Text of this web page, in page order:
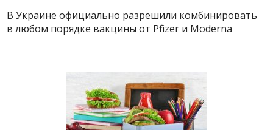
В Украине официально разрешили комбинировать
в любом порядке вакцины от Pfizer и Moderna